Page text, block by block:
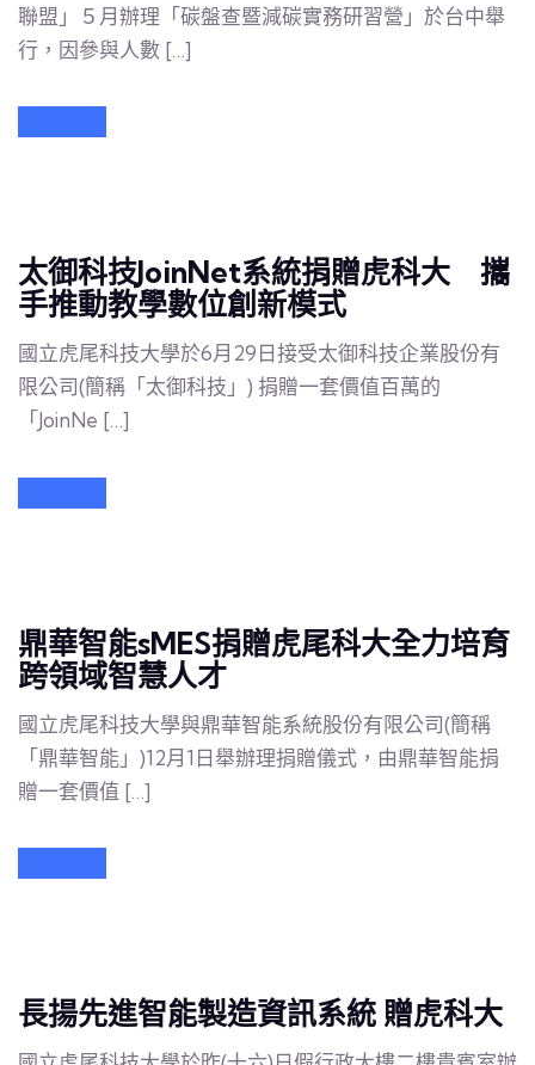
聯盟」５月辦理「碳盤查暨減碳實務研習營」於台中舉
行，因參與人數 […]
太御科技JoinNet系統捐贈虎科大 攜
手推動教學數位創新模式
國立虎尾科技大學於6月29日接受太御科技企業股份有
限公司(簡稱「太御科技」) 捐贈一套價值百萬的
「JoinNe […]
鼎華智能sMES捐贈虎尾科大全力培育
跨領域智慧人才
國立虎尾科技大學與鼎華智能系統股份有限公司(簡稱
「鼎華智能」)12月1日舉辦理捐贈儀式，由鼎華智能捐
贈一套價值 […]
長揚先進智能製造資訊系統 贈虎科大